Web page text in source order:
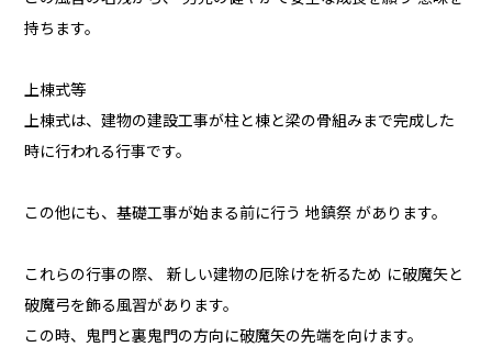
持ちます。
上棟式等
上棟式は、建物の建設工事が柱と棟と梁の骨組みまで完成した
時に行われる行事です。
この他にも、基礎工事が始まる前に行う 地鎮祭 があります。
これらの行事の際、 新しい建物の厄除けを祈るため に破魔矢と
破魔弓を飾る風習があります。
この時、鬼門と裏鬼門の方向に破魔矢の先端を向けます。